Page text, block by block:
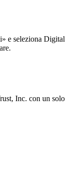
e seleziona Digital
Inc. con un solo